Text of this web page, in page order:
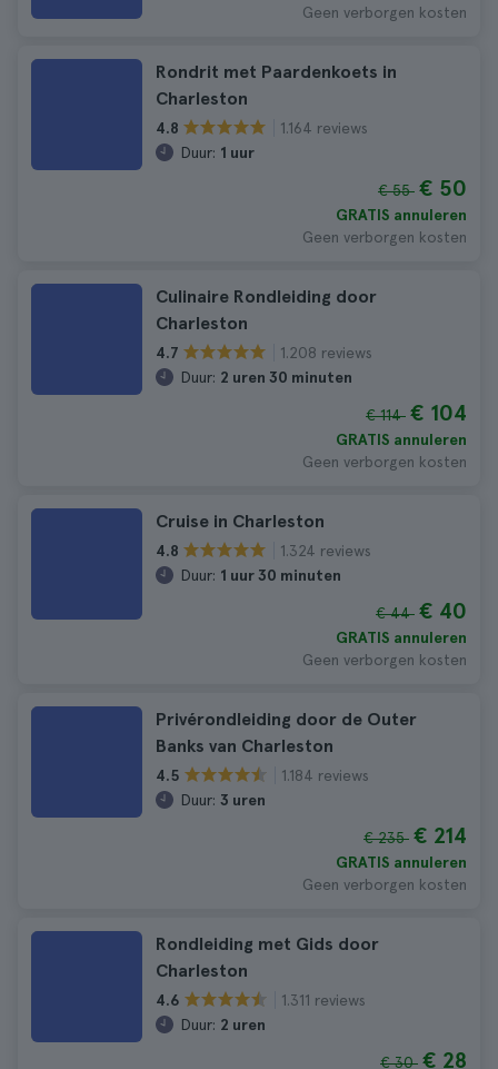
Geen verborgen kosten
Rondrit met Paardenkoets in
Charleston
4.8
1.164 reviews
Duur: 1 uur
€ 55 € 50
GRATIS annuleren
Geen verborgen kosten
Culinaire Rondleiding door
Charleston
4.7
1.208 reviews
Duur: 2 uren 30 minuten
€ 114 € 104
GRATIS annuleren
Geen verborgen kosten
Cruise in Charleston
4.8
1.324 reviews
Duur: 1 uur 30 minuten
€ 44 € 40
GRATIS annuleren
Geen verborgen kosten
Privérondleiding door de Outer
Banks van Charleston
4.5
1.184 reviews
Duur: 3 uren
€ 235 € 214
GRATIS annuleren
Geen verborgen kosten
Rondleiding met Gids door
Charleston
4.6
1.311 reviews
Duur: 2 uren
€ 30 € 28